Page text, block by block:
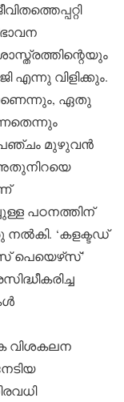
എന്നു വിളിക്കും.
ഏതു
മുഴുവന്‍
അതുനിറയെ
പഠനത്തിന്
നല്‍കി. ‘കളക്ടഡ്
പെയെഴ്‌സ്’
വിശകലന